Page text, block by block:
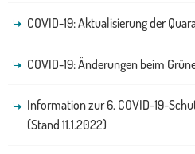
COVID-19: Aktualisierung der
COVID-19: Änderungen beim
Information zur 6. COVID-19-
(Stand 11.1.2022)